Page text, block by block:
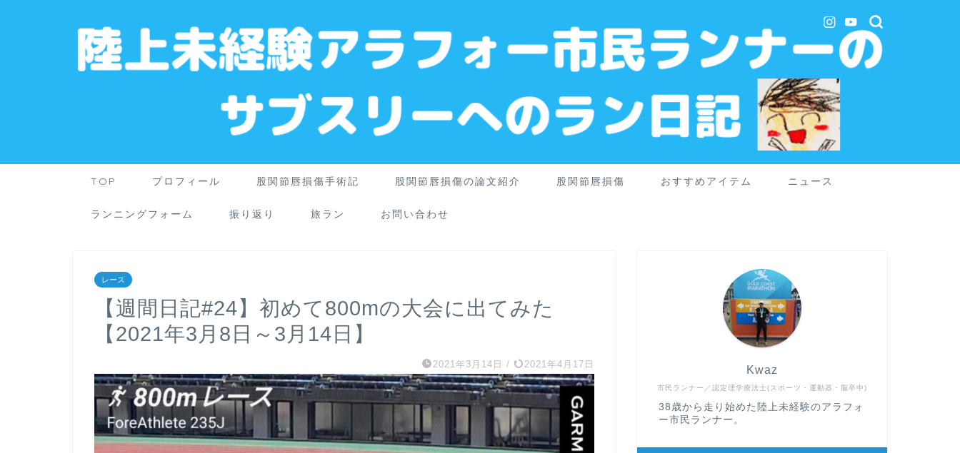
TOP プロフィール 股関節唇損傷手術記 股関節唇損傷の論文紹介 股関節唇損傷 おすすめアイテム ニュース
ランニングフォーム 振り返り 旅ラン お問い合わせ
レース
【週間日記#24】初めて800mの大会に出てみた
【2021年3月8日～3月14日】
2021年3月14日 / 2021年4月17日
市民ランナー／認定理学療法士(スポーツ・運動器・脳卒中)
Kwaz
38歳から走り始めた陸上未経験のアラフォ
ー市民ランナー。